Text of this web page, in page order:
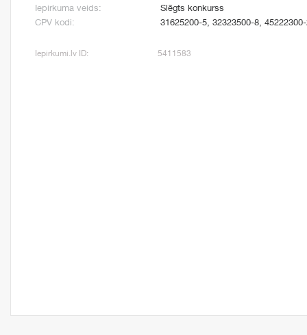
Iepirkuma veids:
Slēgts konkurss
CPV kodi:
31625200-5, 32323500-8,
Iepirkumi.lv ID: 5411583